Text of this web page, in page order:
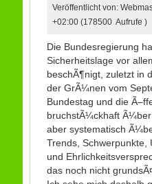
Veröffentlicht von:
+02:00 (178500 Aufrufe )
Die Bundesregierung
Sicherheitslage vor
beschÃ¶nigt, zuletzt in
der GrÃ¼nen vom
Bundestag und die
bruchstÃ¼ckhaft
aber systematisch
Trends, Schwerpunkte,
und
das noch nicht